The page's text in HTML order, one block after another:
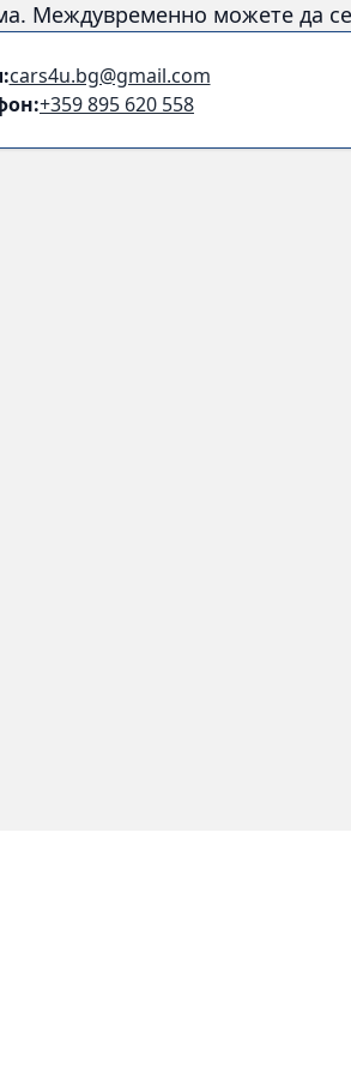
Междувременно можете да
cars4u.bg@gmail.com
+359 895 620 558